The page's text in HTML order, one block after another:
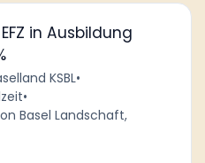
in Ausbildung
KSBL•
•
Basel Landschaft,